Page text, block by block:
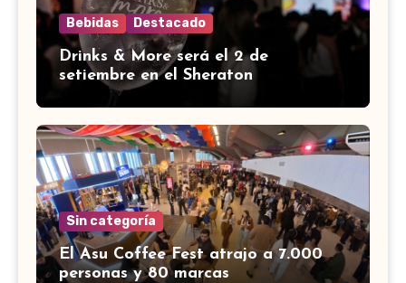
Bebidas Destacado
Drinks & More será el 2 de
setiembre en el Sheraton
Sin categoría
El Asu Coffee Fest atrajo a 7.000
personas y 80 marcas